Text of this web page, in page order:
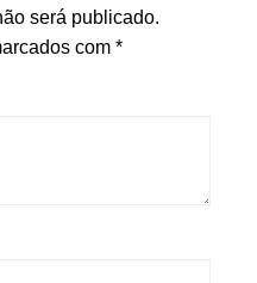
será publicado.
com *